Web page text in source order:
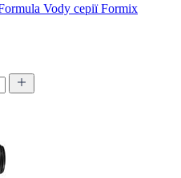
Vody серії Formix